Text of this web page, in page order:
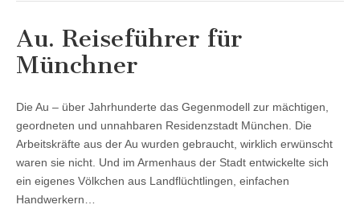
Au. Reiseführer für
Münchner
Die Au – über Jahrhunderte das Gegenmodell zur mächtigen,
geordneten und unnahbaren Residenzstadt München. Die
Arbeitskräfte aus der Au wurden gebraucht, wirklich erwünscht
waren sie nicht. Und im Armenhaus der Stadt entwickelte sich
ein eigenes Völkchen aus Landflüchtlingen, einfachen
Handwerkern…